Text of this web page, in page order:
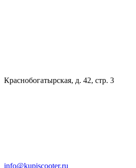
Краснобогатырская, д. 42, стр. 3
info@kupiscooter.ru